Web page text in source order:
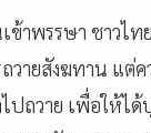
พรรษา ชาวไท
ายสังฆทาน แต่
ถวาย เพื่อให้ไ